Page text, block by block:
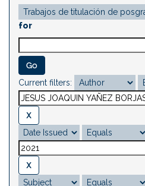
for
Current filters: